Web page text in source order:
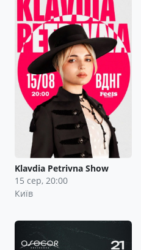
Klavdia Petrivna Show
15 сер, 20:00
Київ